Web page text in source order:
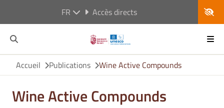
FR Accès directs
Accueil Publications Wine Active Compounds
Wine Active Compounds